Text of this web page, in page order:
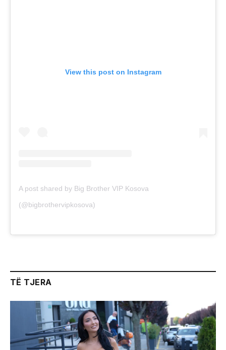
View this post on Instagram
A post shared by Big Brother VIP Kosova
(@bigbrothervipkosova)
TË TJERA